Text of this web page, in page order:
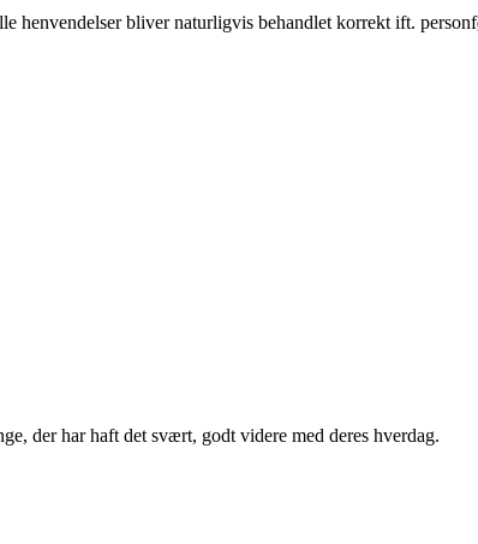
bliver naturligvis behandlet korrekt ift.
der har haft det svært, godt videre med deres hverdag.